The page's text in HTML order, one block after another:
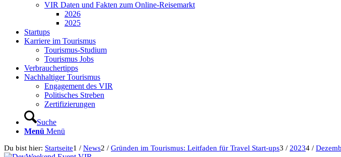
VIR Daten und Fakten zum Online-Reisemarkt
2026
2025
Startups
Karriere im Tourismus
Tourismus-Studium
Tourismus Jobs
Verbrauchertipps
Nachhaltiger Tourismus
Engagement des VIR
Politisches Streben
Zertifizierungen
Suche
Menü Menü
Du bist hier: Startseite1 / News2 / Gründen im Tourismus: Leitfaden für Travel Start-ups3 / 20234 /